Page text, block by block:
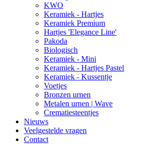
KWO
Keramiek - Hartjes
Keramiek Premium
Hartjes 'Elegance Line'
Pakoda
Biologisch
Keramiek - Mini
Keramiek - Hartjes Pastel
Keramiek - Kussentje
Voetjes
Bronzen urnen
Metalen urnen | Wave
Crematiesteentjes
Nieuws
Veelgestelde vragen
Contact